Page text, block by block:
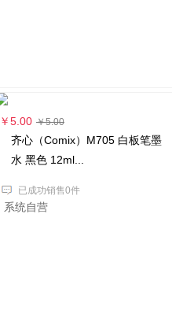
￥5.00 ￥5.00
齐心（Comix）M705 白板笔墨
水 黑色 12ml...
已成功销售0件
系统自营